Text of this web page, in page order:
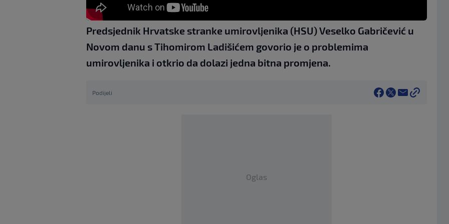
Predsjednik Hrvatske stranke umirovljenika (HSU) Veselko Gabričević u
Novom danu s Tihomirom Ladišićem govorio je o problemima
umirovljenika i otkrio da dolazi jedna bitna promjena.
Podijeli
Oglas